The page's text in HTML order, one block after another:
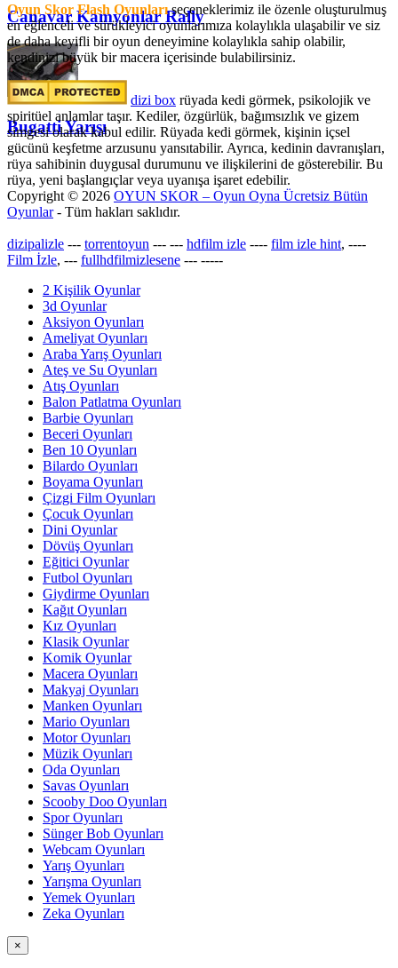
Canavar Kamyonlar Rally
Bugatti Yarışı
Oyun Skor Flash Oyunlarıseçeneklerimiz ile özenle oluşturulmuş
en eğlenceli ve sürükleyici oyunlarımıza kolaylıkla ulaşabilir ve siz
de daha keyifli bir oyun deneyimine kolaylıkla sahip olabilir,
kendinizi büyük bir macera içerisinde bulabilirsiniz.
dizi box rüyada kedi görmek​, psikolojik ve
spiritüel anlamlar taşır. Kediler, özgürlük, bağımsızlık ve gizem
simgesi olarak kabul edilir. Rüyada kedi görmek, kişinin içsel
gücünü keşfetme arzusunu yansıtabilir. Ayrıca, kedinin davranışları,
rüya sahibinin duygusal durumunu ve ilişkilerini de gösterebilir. Bu
rüya, yeni başlangıçlar veya uyanışa işaret edebilir.
Copyright © 2026 OYUN SKOR – Oyun Oyna Ücretsiz Bütün
Oyunlar- Tüm hakları saklıdır.
dizipalizle --- torrentoyun --- --- hdfilm izle ---- film izle hint, ----
Film İzle, --- fullhdfilmizlesene --- -----
2 Kişilik Oyunlar
3d Oyunlar
Aksiyon Oyunları
Ameliyat Oyunları
Araba Yarış Oyunları
Ateş ve Su Oyunları
Atış Oyunları
Balon Patlatma Oyunları
Barbie Oyunları
Beceri Oyunları
Ben 10 Oyunları
Bilardo Oyunları
Boyama Oyunları
Çizgi Film Oyunları
Çocuk Oyunları
Dini Oyunlar
Dövüş Oyunları
Eğitici Oyunlar
Futbol Oyunları
Giydirme Oyunları
Kağıt Oyunları
Kız Oyunları
Klasik Oyunlar
Komik Oyunlar
Macera Oyunları
Makyaj Oyunları
Manken Oyunları
Mario Oyunları
Motor Oyunları
Müzik Oyunları
Oda Oyunları
Savas Oyunları
Scooby Doo Oyunları
Spor Oyunları
Sünger Bob Oyunları
Webcam Oyunları
Yarış Oyunları
Yarışma Oyunları
Yemek Oyunları
Zeka Oyunları
×